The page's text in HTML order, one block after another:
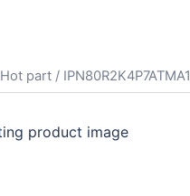
Hot part / IPN80R2K4P7ATMA1